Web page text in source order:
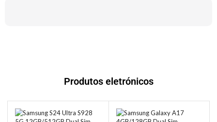
Produtos eletrónicos